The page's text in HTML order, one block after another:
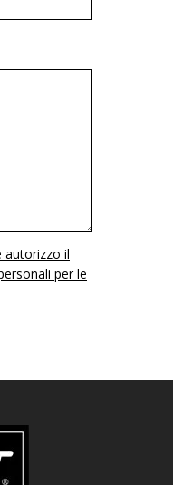
autorizzo il
per le